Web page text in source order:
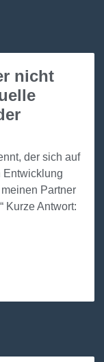
nicht
der sich auf
Entwicklung
Partner
Kurze Antwort: